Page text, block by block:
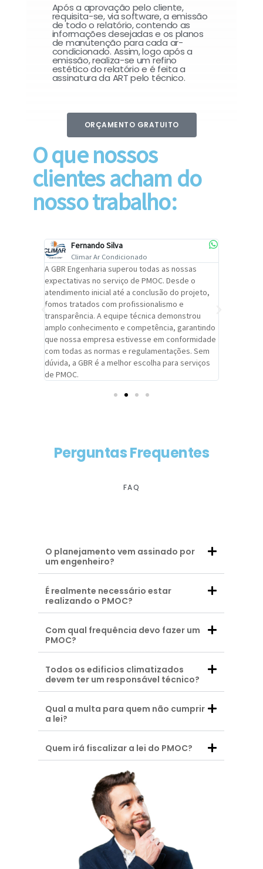
Após a aprovação pelo cliente,
requisita-se, via software, a emissão
de todo o relatório, contendo as
informações desejadas e os planos
de manutenção para cada ar-
condicionado. Assim, logo após a
emissão, realiza-se um refino
estético do relatório e é feita a
assinatura da ART pelo técnico.
ORÇAMENTO GRATUITO
O que nossos
clientes acham do
nosso trabalho:
Fernando Silva
Climar Ar Condicionado
A GBR Engenharia superou todas as nossas
expectativas no serviço de PMOC. Desde o
atendimento inicial até a conclusão do projeto,
fomos tratados com profissionalismo e
transparência. A equipe técnica demonstrou
amplo conhecimento e competência, garantindo
que nossa empresa estivesse em conformidade
com todas as normas e regulamentações. Sem
dúvida, a GBR é a melhor escolha para serviços
de PMOC.
Perguntas Frequentes
FAQ
O planejamento vem assinado por
um engenheiro?
É realmente necessário estar
realizando o PMOC?
Com qual frequência devo fazer um
PMOC?
Todos os edificios climatizados
devem ter um responsável técnico?
Qual a multa para quem não cumprir
a lei?
Quem irá fiscalizar a lei do PMOC?